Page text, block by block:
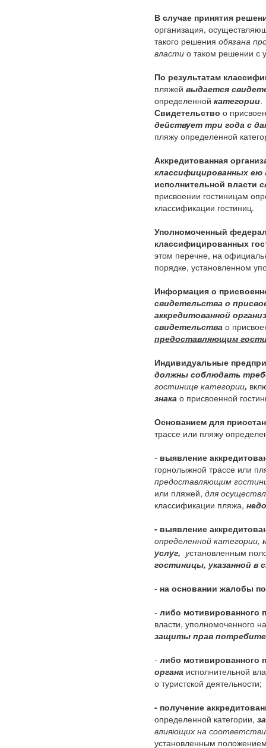
В случае принятия
организация,
такого решения обязана
власти о таком решении с
По результатам
пляжей выдается
определенной категории.
Свидетельство о
действует три года с
пляжу определенной
Аккредитованная
классифицированных
исполнительной власти
присвоении гостиницам
классификации гостиниц.
Уполномоченный
классифицированных
этом перечне, на
порядке, установленном
Информация о
свидетельства о
аккредитованной
свидетельства о
предоставляющим
Индивидуальные
должны соблюдать
гостинице категории,
знака о присвоенной
Основанием для
трассе или пляжу
- выявление
горнолыжной трассе или
предоставляющим
или пляжей, для
классификации пляжа,
- выявление
определенной категории,
услуг, установленным
гостиницы, указанной в
- на основании жалобы
- либо мотивированного
власти, уполномоченного
защиты прав
- либо мотивированного
органа исполнительной
о туристской деятельности;
- получение
определенной категории,
влияющих на
установленным